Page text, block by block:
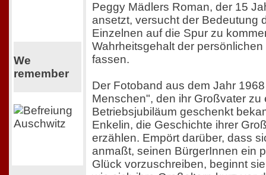
We
remember
Peggy Mädlers Roman, der 15
ansetzt, versucht der Bedeutung
Einzelnen auf die Spur zu
Wahrheitsgehalt der
fassen.
Der Fotoband aus dem Jahr
Menschen", den ihr Großvater zu
Betriebsjubiläum geschenkt
Enkelin, die Geschichte ihrer
erzählen. Empört darüber, dass
anmaßt, seinen BürgerInnen ein
Glück vorzuschreiben, beginnt